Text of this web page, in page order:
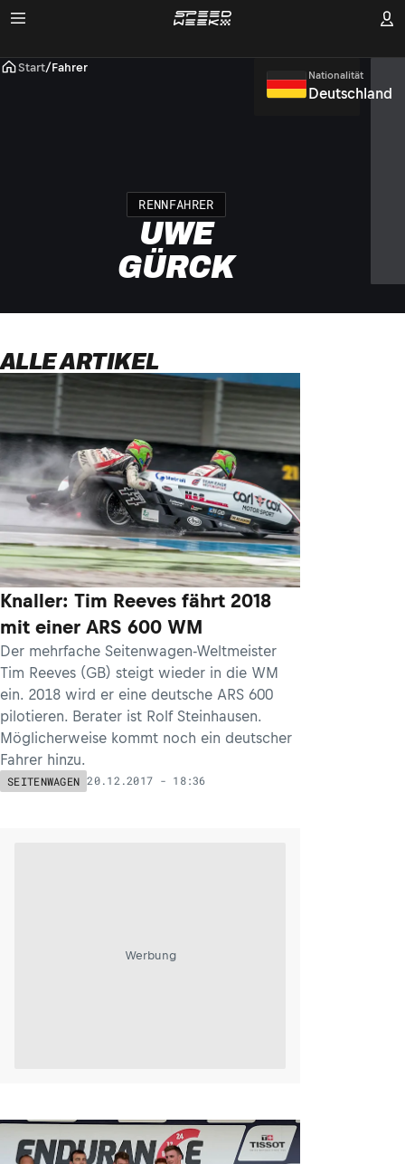
Start/Fahrer
RENNFAHRER
UWE
GÜRCK
Nationalität
Deutschland
ALLE ARTIKEL
Knaller: Tim Reeves fährt 2018
mit einer ARS 600 WM
Der mehrfache Seitenwagen-Weltmeister
Tim Reeves (GB) steigt wieder in die WM
ein. 2018 wird er eine deutsche ARS 600
pilotieren. Berater ist Rolf Steinhausen.
Möglicherweise kommt noch ein deutscher
Fahrer hinzu.
SEITENWAGEN 20.12.2017 - 18:36
Werbung